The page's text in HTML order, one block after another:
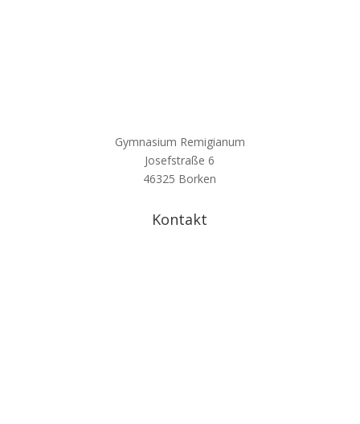
Gymnasium Remigianum
Josefstraße 6
46325 Borken
Kontakt